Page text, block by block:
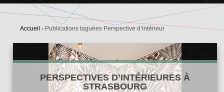
Accueil › Publications taguées Perspective d’intérieur
PERSPECTIVES D’INTÉRIEURES À
STRASBOURG